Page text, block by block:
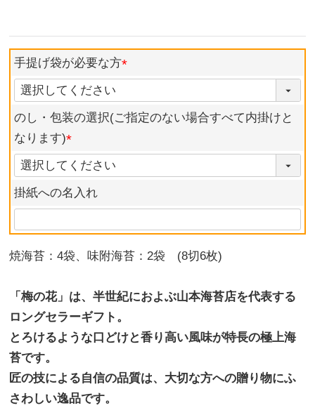
手提げ袋が必要な方
のし・包装の選択(ご指定のない場合すべて内掛けと
なります)
掛紙への名入れ
焼海苔：4袋、味附海苔：2袋 (8切6枚)
「梅の花」は、半世紀におよぶ山本海苔店を代表する
ロングセラーギフト。
とろけるような口どけと香り高い風味が特長の極上海
苔です。
匠の技による自信の品質は、大切な方への贈り物にふ
さわしい逸品です。